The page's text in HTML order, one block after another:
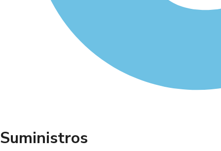
Suministros